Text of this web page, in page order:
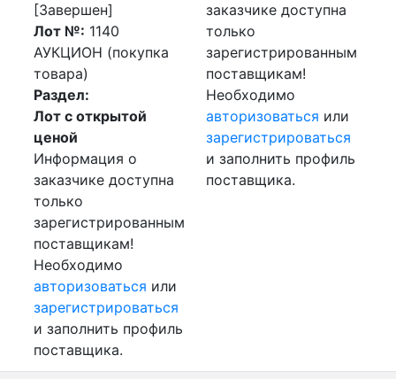
[Завершен]
Лот №: 1140
АУКЦИОН (покупка
товара)
Раздел:
Лот с открытой
ценой
Информация о
заказчике доступна
только
зарегистрированным
поставщикам!
Необходимо
авторизоваться или
зарегистрироваться
и заполнить профиль
поставщика.
заказчике доступна
только
зарегистрированным
поставщикам!
Необходимо
авторизоваться или
зарегистрироваться
и заполнить профиль
поставщика.